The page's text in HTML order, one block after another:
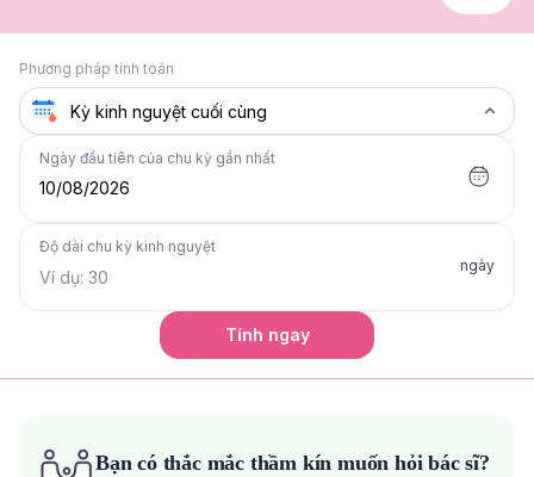
Phương pháp tính toán
Ngày đầu tiên của chu kỳ gần nhất
10/08/2026
Độ dài chu kỳ kinh nguyệt
ngày
Tính ngay
Bạn có thắc mắc thầm kín muốn hỏi bác sĩ?